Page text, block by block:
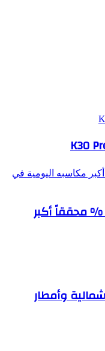
يقفز 4 % محققاً أكبر مكاسبه اليومية في
سهم «أرامكو السعودية» يقفز 4 % محققاً أكبر
وأمطار